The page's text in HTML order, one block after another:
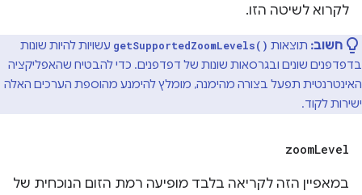
לקרוא לשיטה הזו.
חשוב: תוצאות getSupportedZoomLevels() עשויות להיות שונות
בדפדפנים שונים ובגרסאות שונות של דפדפנים. כדי להבטיח שהאפליקציה
האינטרנטית תפעל בצורה מהימנה, מומלץ להימנע מהוספת הערכים האלה
ישירות לקוד.
zoomLevel
במאפיין הזה לקריאה בלבד מופיעה רמת הזום הנוכחית של